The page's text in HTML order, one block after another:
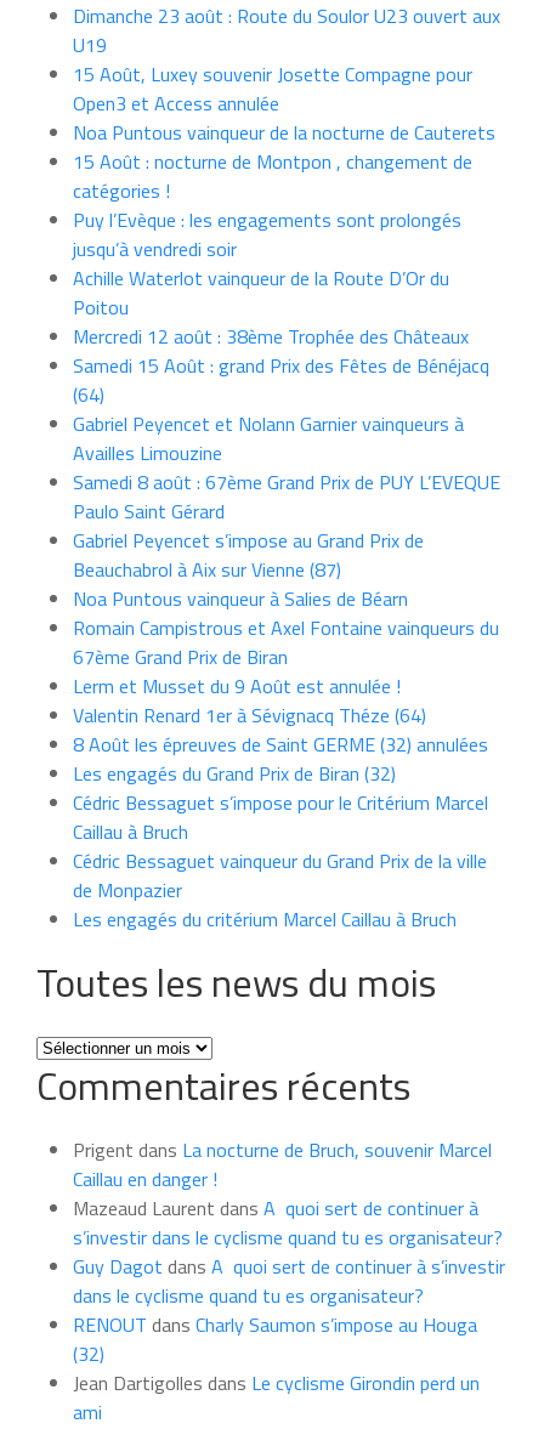
Dimanche 23 août : Route du Soulor U23 ouvert aux
U19
15 Août, Luxey souvenir Josette Compagne pour
Open3 et Access annulée
Noa Puntous vainqueur de la nocturne de Cauterets
15 Août : nocturne de Montpon , changement de
catégories !
Puy l’Evèque : les engagements sont prolongés
jusqu’à vendredi soir
Achille Waterlot vainqueur de la Route D’Or du
Poitou
Mercredi 12 août : 38ème Trophée des Châteaux
Samedi 15 Août : grand Prix des Fêtes de Bénéjacq
(64)
Gabriel Peyencet et Nolann Garnier vainqueurs à
Availles Limouzine
Samedi 8 août : 67ème Grand Prix de PUY L’EVEQUE
Paulo Saint Gérard
Gabriel Peyencet s’impose au Grand Prix de
Beauchabrol à Aix sur Vienne (87)
Noa Puntous vainqueur à Salies de Béarn
Romain Campistrous et Axel Fontaine vainqueurs du
67ème Grand Prix de Biran
Lerm et Musset du 9 Août est annulée !
Valentin Renard 1er à Sévignacq Théze (64)
8 Août les épreuves de Saint GERME (32) annulées
Les engagés du Grand Prix de Biran (32)
Cédric Bessaguet s’impose pour le Critérium Marcel
Caillau à Bruch
Cédric Bessaguet vainqueur du Grand Prix de la ville
de Monpazier
Les engagés du critérium Marcel Caillau à Bruch
Toutes les news du mois
Toutes
les
news
mois
Commentaires récents
Prigent dans La nocturne de Bruch, souvenir Marcel
Caillau en danger !
Mazeaud Laurent dans A quoi sert de continuer à
s’investir dans le cyclisme quand tu es organisateur?
Guy Dagot dans A quoi sert de continuer à s’investir
dans le cyclisme quand tu es organisateur?
RENOUT dans Charly Saumon s’impose au Houga
(32)
Jean Dartigolles dans Le cyclisme Girondin perd un
ami